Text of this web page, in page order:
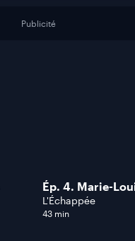
Publicité
Ép. 4. Marie-
L'Échappée
43 min